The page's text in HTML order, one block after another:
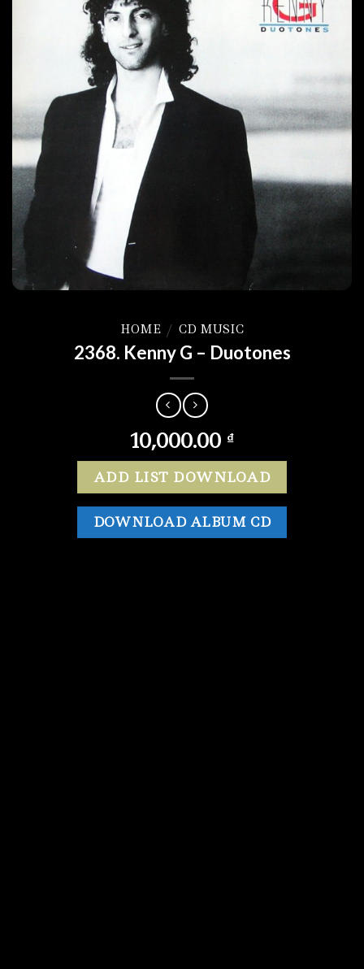
HOME / CD MUSIC
2368. Kenny G – Duotones
10,000.00 ₫
ADD LIST DOWNLOAD
DOWNLOAD ALBUM CD